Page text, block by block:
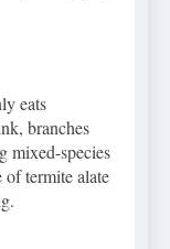
eats
branches
mixed-species
of termite alate